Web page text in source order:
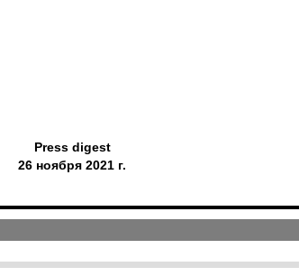
Press digest
26 ноября 2021 г.